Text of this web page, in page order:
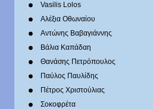
Vasilis Lolos
Αλέξια Οθωναίου
Αντώνης Βαβαγιάννης
Βάλια Καπάδαη
Θανάσης Πετρόπουλος
Παύλος Παυλίδης
Πέτρος Χριστούλιας
Σοκοφρέτα